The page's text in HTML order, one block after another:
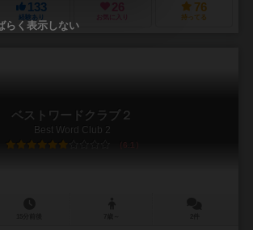
133
経験あり お気に入り
76
持ってる
ベストワードクラブ２
Best Word Club 2
6.1
らく表示しない